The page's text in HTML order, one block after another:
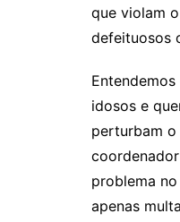
que violam
defeituosos
idosos e
perturbam o
problema
apenas